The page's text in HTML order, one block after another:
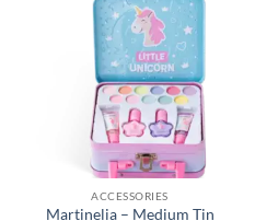
ACCESSORIES
Martinelia – Medium Tin